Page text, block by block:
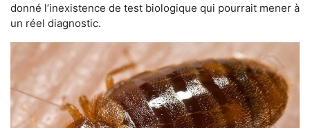
donné l’inexistence de test biologique qui pourrait mener à
un réel diagnostic.